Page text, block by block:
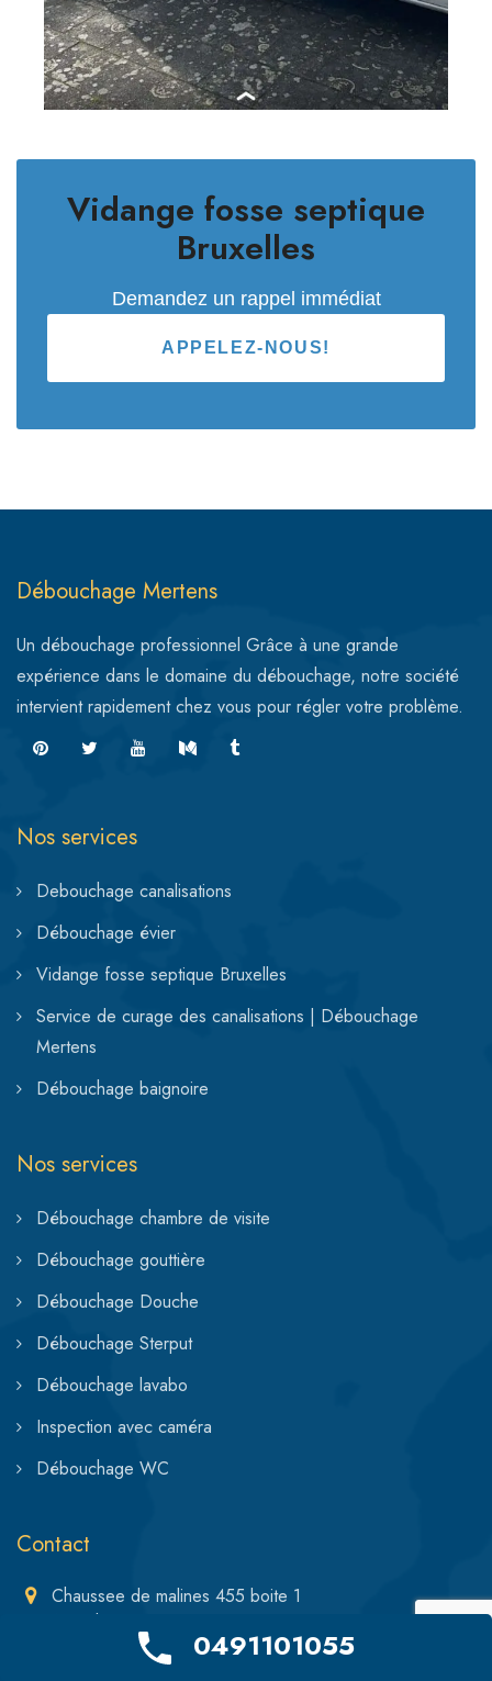
Vidange fosse septique
Bruxelles
Demandez un rappel immédiat
APPELEZ-NOUS!
Débouchage Mertens
Un débouchage professionnel Grâce à une grande
expérience dans le domaine du débouchage, notre société
intervient rapidement chez vous pour régler votre problème.
Nos services
Debouchage canalisations
Débouchage évier
Vidange fosse septique Bruxelles
Service de curage des canalisations | Débouchage
Mertens
Débouchage baignoire
Nos services
Débouchage chambre de visite
Débouchage gouttière
Débouchage Douche
Débouchage Sterput
Débouchage lavabo
Inspection avec caméra
Débouchage WC
Contact
Chaussee de malines 455 boite 1
1950 kraainem
Depannageurgent02@gmail.com
0491101055